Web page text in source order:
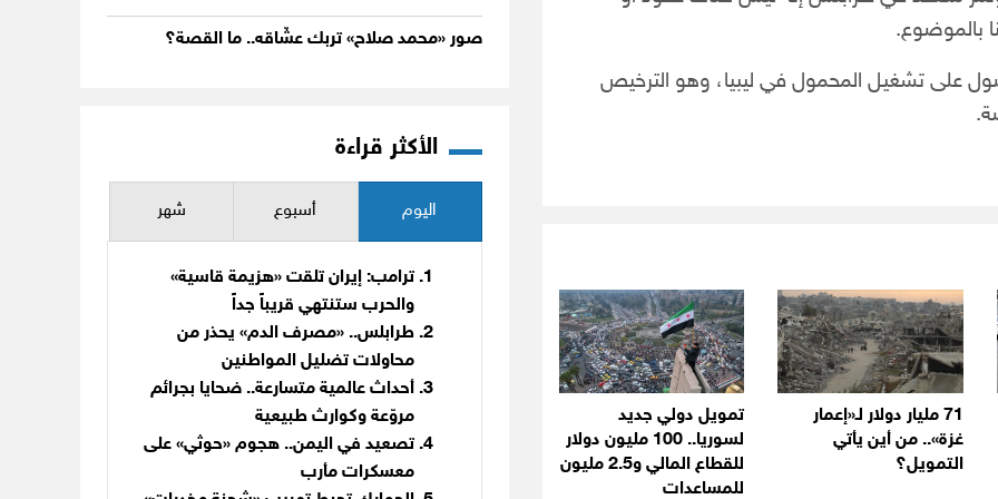
بالموضوع.
في عام 2009 بطلب للحصول على تشغيل المحمول في ليبيا، وهو الترخيص
71 مليار دولار لـ«إعمار
غزة».. من أين يأتي
التمويل؟
تمويل دولي جديد
لسوريا.. 100 مليون دولار
للقطاع المالي و2.5 مليون
للمساعدات
صور «محمد صلاح» تربك عشّاقه.. ما القصة؟
الأكثر قراءة
اليوم أسبوع شهر
ترامب: إيران تلقت «هزيمة قاسية»
والحرب ستنتهي قريباً جداً
طرابلس.. «مصرف الدم» يحذر من
محاولات تضليل المواطنين
أحداث عالمية متسارعة.. ضحايا بجرائم
مروّعة وكوارث طبيعية
تصعيد في اليمن.. هجوم «حوثي» على
معسكرات مأرب